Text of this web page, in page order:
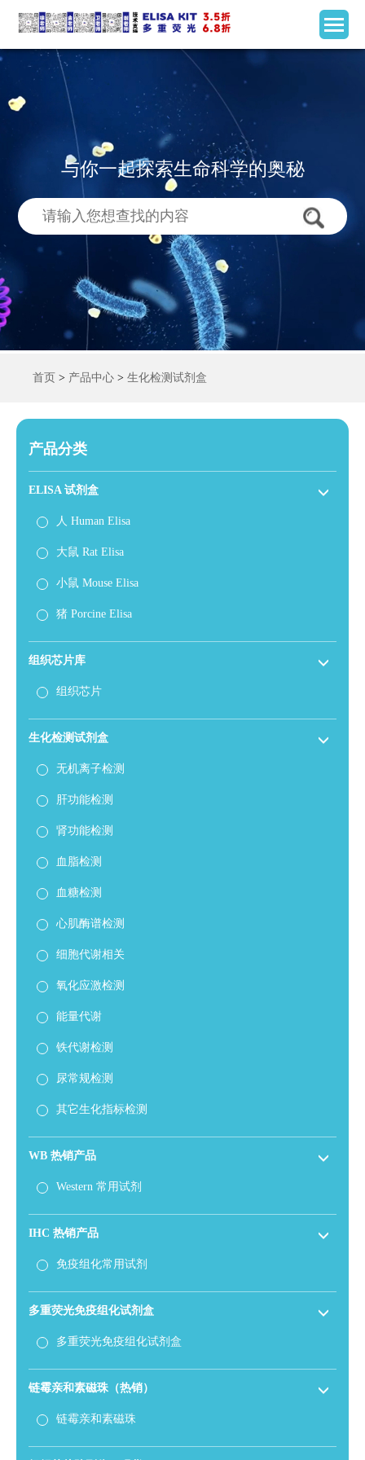
与你一起探索生命科学的奥秘
首页 > 产品中心 > 生化检测试剂盒
产品分类
ELISA 试剂盒
人 Human Elisa
大鼠 Rat Elisa
小鼠 Mouse Elisa
猪 Porcine Elisa
组织芯片库
组织芯片
生化检测试剂盒
无机离子检测
肝功能检测
肾功能检测
血脂检测
血糖检测
心肌酶谱检测
细胞代谢相关
氧化应激检测
能量代谢
铁代谢检测
尿常规检测
其它生化指标检测
WB 热销产品
Western 常用试剂
IHC 热销产品
免疫组化常用试剂
多重荧光免疫组化试剂盒
多重荧光免疫组化试剂盒
链霉亲和素磁珠（热销）
链霉亲和素磁珠